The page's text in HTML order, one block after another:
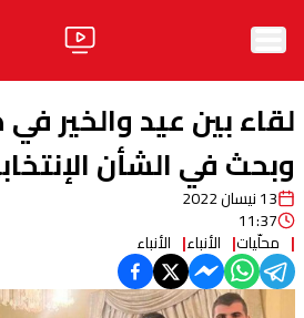
الأخبار
آراء
فيديو
مواقف
لقاء بين عيد والخير
وبحث في الشأن
13 نيسان 2022
11:37
محلّيات الأنباء الأنباء